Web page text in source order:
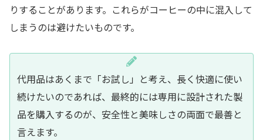
りすることがあります。これらがコーヒーの中に混入して
しまうのは避けたいものです。
代用品はあくまで「お試し」と考え、長く快適に使い
続けたいのであれば、最終的には専用に設計された製
品を購入するのが、安全性と美味しさの両面で最善と
言えます。